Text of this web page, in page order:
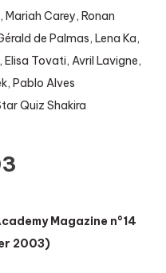
Carey, Ronan
de Palmas, Lena Ka,
Tovati, Avril Lavigne,
Pablo Alves
Quiz Shakira
Magazine n°14
2003)